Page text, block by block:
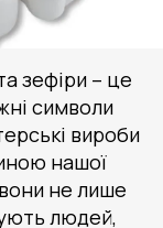
зефіри – це
символи
вироби
нашої
не лише
людей,